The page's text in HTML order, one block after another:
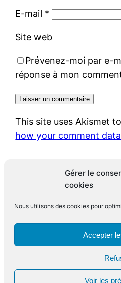
Gérer le
cookies
Nous utilisons des cookies pour
Accepter
Voir les
E-mail *
Site web
Prévenez-moi par e-
réponse à mon
This site uses Akismet
how your comment
Le blog de François